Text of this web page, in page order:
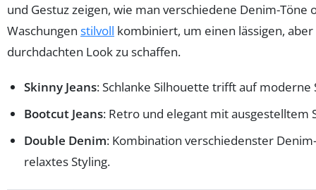
und Gestuz zeigen, wie man verschiedene Denim-Töne
Waschungen stilvoll kombiniert, um einen lässigen, aber
durchdachten Look zu schaffen.
Skinny Jeans: Schlanke Silhouette trifft auf moderne
Bootcut Jeans: Retro und elegant mit ausgestelltem
Double Denim: Kombination verschiedenster
relaxtes Styling.